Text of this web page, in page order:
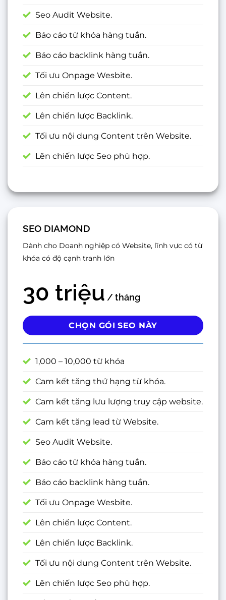
Seo Audit Website.
Báo cáo từ khóa hàng tuần.
Báo cáo backlink hàng tuần.
Tối ưu Onpage Wesbite.
Lên chiến lược Content.
Lên chiến lược Backlink.
Tối ưu nội dung Content trên Website.
Lên chiến lược Seo phù hợp.
SEO DIAMOND
Dành cho Doanh nghiệp có Website, lĩnh vực có từ
khóa có độ cạnh tranh lớn
30 triệu / tháng
CHỌN GÓI SEO NÀY
1,000 – 10,000 từ khóa
Cam kết tăng thứ hạng từ khóa.
Cam kết tăng lưu lượng truy cập website.
Cam kết tăng lead từ Website.
Seo Audit Website.
Báo cáo từ khóa hàng tuần.
Báo cáo backlink hàng tuần.
Tối ưu Onpage Wesbite.
Lên chiến lược Content.
Lên chiến lược Backlink.
Tối ưu nội dung Content trên Website.
Lên chiến lược Seo phù hợp.